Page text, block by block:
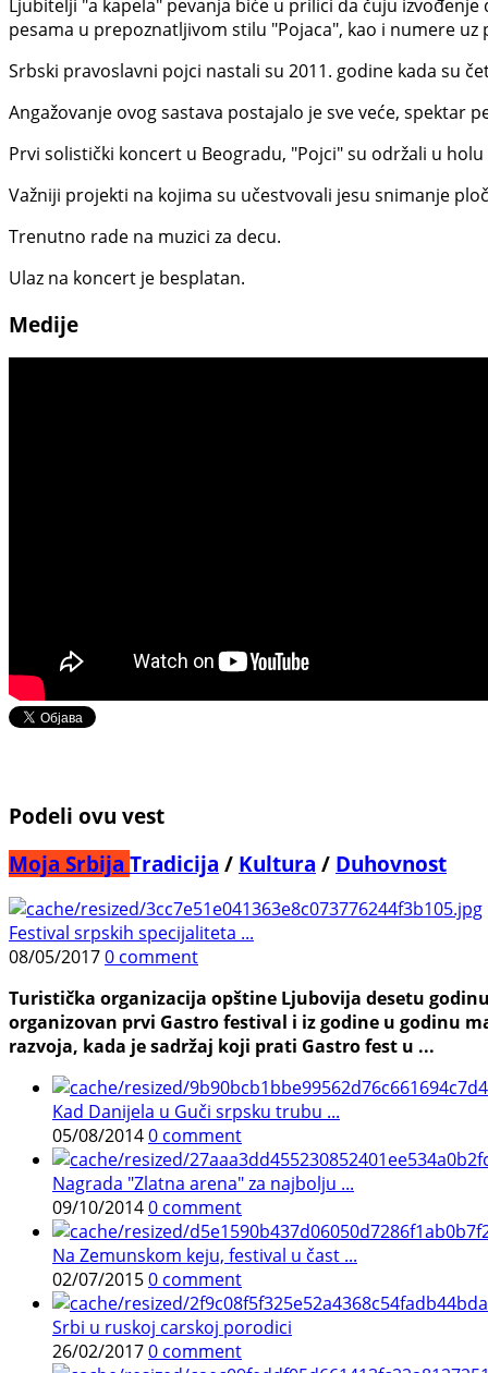
Ljubitelji "a kapela" pevanja biće u prilici da čuju
pesama u prepoznatljivom stilu "Pojaca", kao i numere
Srbski pravoslavni pojci nastali su 2011. godine kada su
Angažovanje ovog sastava postajalo je sve veće, spektar
Prvi solistički koncert u Beogradu, "Pojci" su održali u
Važniji projekti na kojima su učestvovali jesu snimanje
Trenutno rade na muzici za decu.
Ulaz na koncert je besplatan.
Medije
Podeli ovu vest
Moja Srbija Tradicija / Kultura / Duhovnost
Festival srpskih specijaliteta ...
08/05/20170 comment
Turistička organizacija opštine Ljubovija desetu
organizovan prvi Gastro festival i iz godine u godinu
razvoja, kada je sadržaj koji prati Gastro fest u ...
Kad Danijela u Guči srpsku trubu ...
05/08/20140 comment
Nagrada "Zlatna arena" za najbolju ...
09/10/20140 comment
Na Zemunskom keju, festival u čast ...
02/07/20150 comment
Srbi u ruskoj carskoj porodici
26/02/20170 comment